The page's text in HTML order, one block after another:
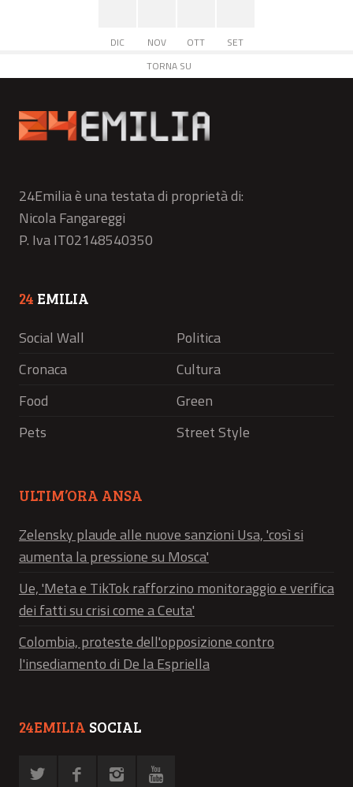
DIC NOV OTT
SET
TORNA SU
24Emilia è una testata di proprietà di:
Nicola Fangareggi
P. Iva IT02148540350
24 EMILIA
Social Wall
Politica
Cronaca
Cultura
Food
Green
Pets
Street Style
ULTIM’ORA ANSA
Zelensky plaude alle nuove sanzioni Usa, 'così si
aumenta la pressione su Mosca'
Ue, 'Meta e TikTok rafforzino monitoraggio e verifica
dei fatti su crisi come a Ceuta'
Colombia, proteste dell'opposizione contro
l'insediamento di De la Espriella
24EMILIA SOCIAL